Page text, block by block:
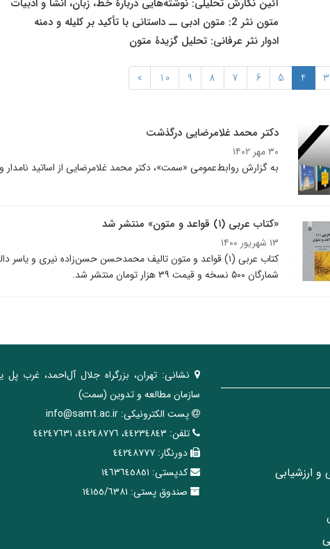
آئین نگارش تحلیلی: نوشته‌هایی دربارۀ خط، زبان، انشا و ادبیات
متون نثر 2: متون ادبی ــ داستانی با تأکید بر کلیله و دمنه
ادوار نثر عرفانی: تحلیل گزیدۀ متون
3
4
5
6
7
8
9
10
»
دکتر محمد غلامرضایی درگذشت
۳۰ مهر ۱۴۰۲
به گزارش روابط‌عمومی «سمت»، دکتر محمد غلامرضایی از اساتید
«کتاب عربی (۱) قواعد و متون» منتشر شد
۱۳ شهریور ۱۴۰۰
شمارگان ۵۰۰ نسخه و قیمت ۳۹ هزار تومان منتشر شد.
ارزشیابی
نشانی: تهران، ‌بزرگراه ‌جلال آل‌احمد، غرب پل
سازمان مطالعه و تدوین‌ (سمت)
پست الکترونیکی: info@samt.ac.ir
تلفن: ٤٤٢٣٤٨٤٣، ٤٤٢٤٨٧٧٦، ٤٤٢٤٧٦٣١
دورنگار: ٤٤٢٤٨٧٧٧
کدپستی: ١٤٦٣٦٤٥٨٥١
صندوق پستی: ١٤١٥٥/٦٣٨١